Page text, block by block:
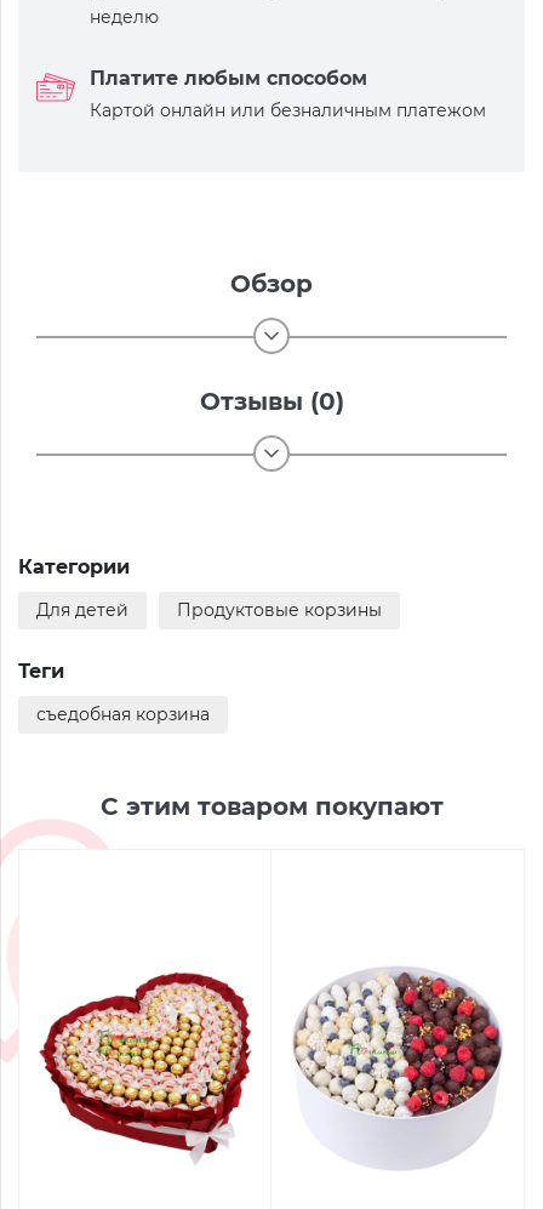
неделю
Платите любым способом
Картой онлайн или безналичным платежом
Обзор
Отзывы (0)
Категории
Для детей Продуктовые корзины
Теги
съедобная корзина
С этим товаром покупают